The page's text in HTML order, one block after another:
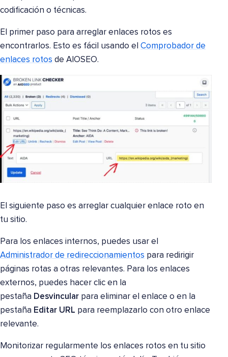
codificación o técnicas.
El primer paso para arreglar enlaces rotos es
encontrarlos. Esto es fácil usando el Comprobador de
enlaces rotos de AIOSEO.
El siguiente paso es arreglar cualquier enlace roto en
tu sitio.
Para los enlaces internos, puedes usar el
Administrador de redireccionamientos para redirigir
páginas rotas a otras relevantes. Para los enlaces
externos, puedes hacer clic en la
pestaña Desvincular para eliminar el enlace o en la
pestaña Editar URL para reemplazarlo con otro enlace
relevante.
Monitorizar regularmente los enlaces rotos en tu sitio